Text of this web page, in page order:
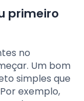
primeiro
no
Um bom
simples que
exemplo,